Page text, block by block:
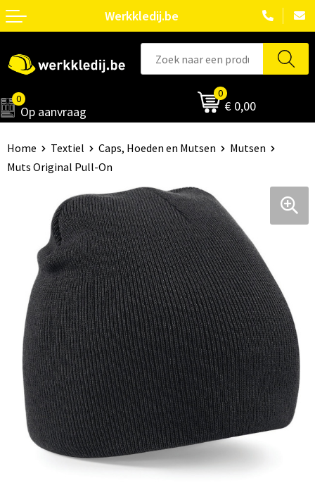
Werkkledij.be
0
Op aanvraag
0
€ 0,00
Home Textiel Caps, Hoeden en Mutsen
Mutsen
Muts Original Pull-On